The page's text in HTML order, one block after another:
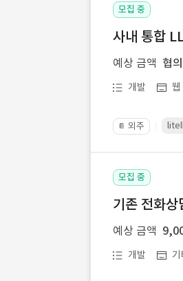
모집 중
사내 통합
예상 금액 협
개발 웹
📔 외주
모집 중
기존 전화
예상 금액
개발 기